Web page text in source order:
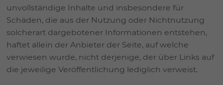
unvollständige Inhalte und insbesondere für
Schäden, die aus der Nutzung oder Nichtnutzung
solcherart dargebotener Informationen entstehen,
haftet allein der Anbieter der Seite, auf welche
verwiesen wurde, nicht derjenige, der über Links auf
die jeweilige Veröffentlichung lediglich verweist.